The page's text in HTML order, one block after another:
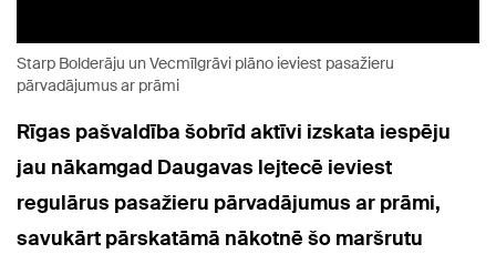
Starp Bolderāju un Vecmīlgrāvi plāno ieviest pasažieru
pārvadājumus ar prāmi
Rīgas pašvaldība šobrīd aktīvi izskata iespēju
jau nākamgad Daugavas lejtecē ieviest
regulārus pasažieru pārvadājumus ar prāmi,
savukārt pārskatāmā nākotnē šo maršrutu